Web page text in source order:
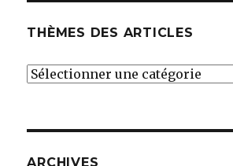
THÈMES DES ARTICLES
THÈMES
ARCHIVES